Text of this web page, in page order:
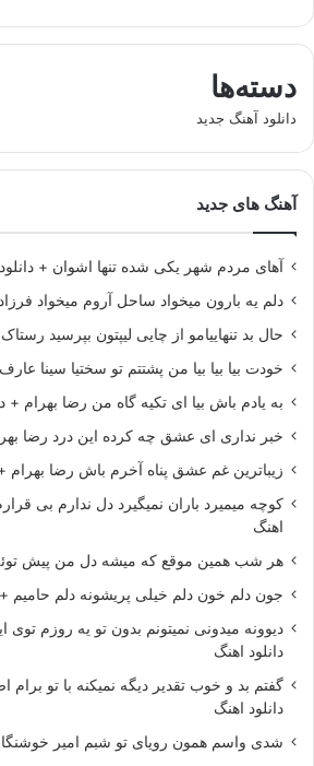
دسته‌ها
دانلود آهنگ جدید
آهنگ های جدید
آهای مردم شهر یکی شده تنها اشوان +
دلم یه بارون میخواد ساحل آروم میخواد
حال بد تنهاییامو از چایی لیپتون بپرسید
خودت بیا بیا بیا من پشتتم تو سختیا سینا
به یادم باش بیا ای تکیه گاه من رضا بهرام +
خبر نداری ای عشق چه کرده این درد رضا
زیباترین غم عشق پناه آخرم باش رضا بهرام +
کوچه میمیرد باران نمیگیرد دل ندارم بی
اهنگ
هر شب همین موقع که میشه دل من پیش توئه
جون دلم خون دلم خیلی پریشونه دلم حامیم +
دیوونه میدونی نمیتونم بدون تو یه روزم توی
دانلود اهنگ
گفتم بد و خوب تقدیر دیگه نمیکنه با تو برام
دانلود اهنگ
شدی واسم همون رویای تو شبم امیر